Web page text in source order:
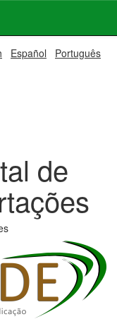
Español Português
de